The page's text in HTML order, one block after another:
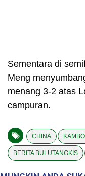
Sementara di
Meng
menang 3-2 atas
campuran.
CHINA
BERITA BULUTANGKIS